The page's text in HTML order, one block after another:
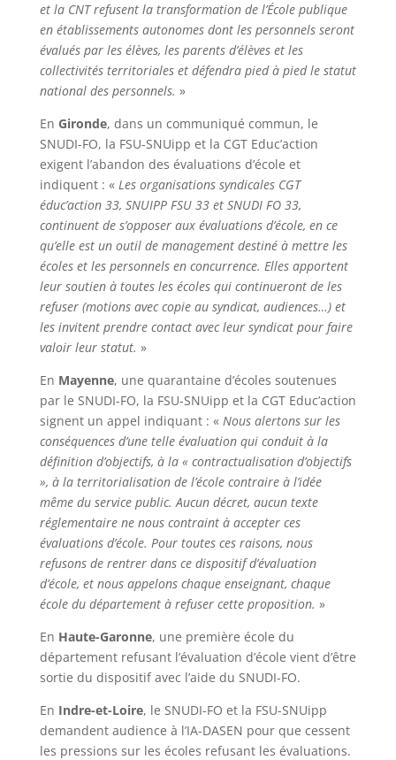
et la CNT refusent la transformation de l’École publique
en établissements autonomes dont les personnels seront
évalués par les élèves, les parents d’élèves et les
collectivités territoriales et défendra pied à pied le statut
national des personnels. »
En Gironde, dans un communiqué commun, le
SNUDI-FO, la FSU-SNUipp et la CGT Educ’action
exigent l’abandon des évaluations d’école et
indiquent : « Les organisations syndicales CGT
éduc’action 33, SNUIPP FSU 33 et SNUDI FO 33,
continuent de s’opposer aux évaluations d’école, en ce
qu’elle est un outil de management destiné à mettre les
écoles et les personnels en concurrence. Elles apportent
leur soutien à toutes les écoles qui continueront de les
refuser (motions avec copie au syndicat, audiences…) et
les invitent prendre contact avec leur syndicat pour faire
valoir leur statut. »
En Mayenne, une quarantaine d’écoles soutenues
par le SNUDI-FO, la FSU-SNUipp et la CGT Educ’action
signent un appel indiquant : « Nous alertons sur les
conséquences d’une telle évaluation qui conduit à la
définition d’objectifs, à la « contractualisation d’objectifs
», à la territorialisation de l’école contraire à l’idée
même du service public. Aucun décret, aucun texte
réglementaire ne nous contraint à accepter ces
évaluations d’école. Pour toutes ces raisons, nous
refusons de rentrer dans ce dispositif d’évaluation
d’école, et nous appelons chaque enseignant, chaque
école du département à refuser cette proposition. »
En Haute-Garonne, une première école du
département refusant l’évaluation d’école vient d’être
sortie du dispositif avec l’aide du SNUDI-FO.
En Indre-et-Loire, le SNUDI-FO et la FSU-SNUipp
demandent audience à l’IA-DASEN pour que cessent
les pressions sur les écoles refusant les évaluations.